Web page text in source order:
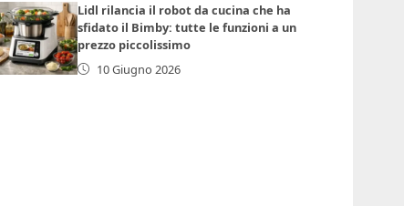
Lidl rilancia il robot da cucina che ha
sfidato il Bimby: tutte le funzioni a un
prezzo piccolissimo
10 Giugno 2026